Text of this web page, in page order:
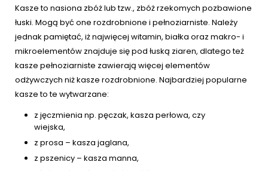
Kasze to nasiona zbóż lub tzw., zbóż rzekomych pozbawione
łuski. Mogą być one rozdrobnione i pełnoziarniste. Należy
jednak pamiętać, iż najwięcej witamin, białka oraz makro- i
mikroelementów znajduje się pod łuską ziaren, dlatego też
kasze pełnoziarniste zawierają więcej elementów
odżywczych niż kasze rozdrobnione. Najbardziej popularne
kasze to te wytwarzane:
z jęczmienia np. pęczak, kasza perłowa, czy
wiejska,
z prosa – kasza jaglana,
z pszenicy – kasza manna,